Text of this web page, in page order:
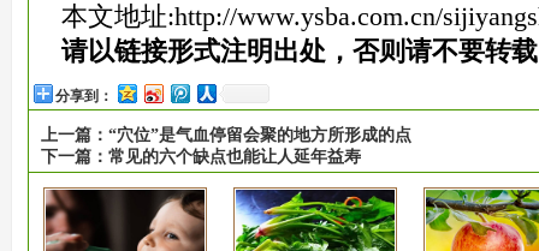
本文地址:http://www.ysba.com.cn/
请以链接形式注明出处，否则请不要转
分享到：
上一篇： “穴位”是气血停留会聚的地方所形成的点
下一篇： 常见的六个缺点也能让人延年益寿